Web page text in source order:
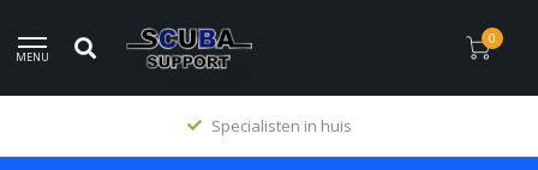
MENU
0
Specialisten in huis